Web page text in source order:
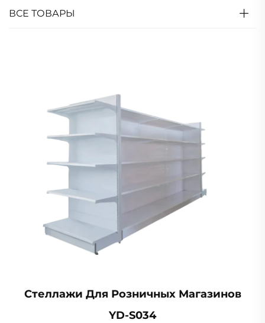
ВСЕ ТОВАРЫ
Стеллажи Для Розничных Магазинов
YD-S034